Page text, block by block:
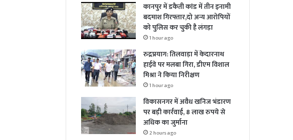
कानपुर में डकैती कांड में तीन इनामी
बदमाश गिरफ्तार,दो अन्य आरोपियों
को पुलिस कर चुकी है लंगड़ा
1 hour ago
रुद्रप्रयाग: तिलवाड़ा में केदारनाथ
हाईवे पर मलबा गिरा, डीएम विशाल
मिश्रा ने किया निरीक्षण
1 hour ago
विकासनगर में अवैध खनिज भंडारण
पर बड़ी कार्रवाई, 8 लाख रुपये से
अधिक का जुर्माना
2 hours ago